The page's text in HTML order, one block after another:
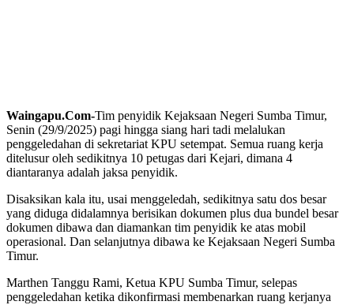
Waingapu.Com-Tim penyidik Kejaksaan Negeri Sumba Timur,
Senin (29/9/2025) pagi hingga siang hari tadi melalukan
penggeledahan di sekretariat KPU setempat. Semua ruang kerja
ditelusur oleh sedikitnya 10 petugas dari Kejari, dimana 4
diantaranya adalah jaksa penyidik.
Disaksikan kala itu, usai menggeledah, sedikitnya satu dos besar
yang diduga didalamnya berisikan dokumen plus dua bundel besar
dokumen dibawa dan diamankan tim penyidik ke atas mobil
operasional. Dan selanjutnya dibawa ke Kejaksaan Negeri Sumba
Timur.
Marthen Tanggu Rami, Ketua KPU Sumba Timur, selepas
penggeledahan ketika dikonfirmasi membenarkan ruang kerjanya